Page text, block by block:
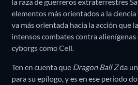
la raza de guerreros extraterrestres
elementos más orientados a la
va más orientada hacia la acción que
intensos combates contra alienígenas
cyborgs como Cell.
Ten en cuenta que Dragon Ball Zda
para su epílogo, y es en ese periodo